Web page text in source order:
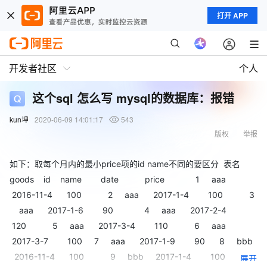
打开 APP
开发者社区 个人
这个sql 怎么写 mysql的数据库：报错
kun坤 2020-06-09 14:01:17
543
举报
版权
如下：取每个月内的最小price项的id name不同的要区分 表名
goods id name date price 1 aaa
2016-11-4 100 2 aaa 2017-1-4 100 3
aaa 2017-1-6 90 4 aaa 2017-2-4
120 5 aaa 2017-3-4 110 6 aaa
2017-3-7 100 7 aaa 2017-1-9 90 8 bbb
2016-11-4 100 9 bbb 2017-1-4 100展开